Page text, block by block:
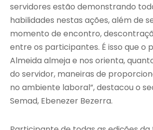
servidores estão demonstrando
habilidades nestas ações, além de
momento de encontro,
entre os participantes. É isso que o
Almeida almeja e nos orienta,
do servidor, maneiras de
no ambiente laboral”, destacou o
Semad, Ebenezer Bezerra.